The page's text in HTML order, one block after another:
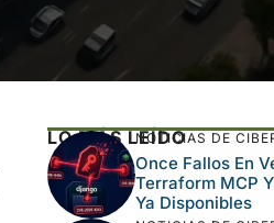
LO MÁS LEÍDO
NOTICIAS DE
Once Fallos En
Terraform MCP
Ya Disponibles